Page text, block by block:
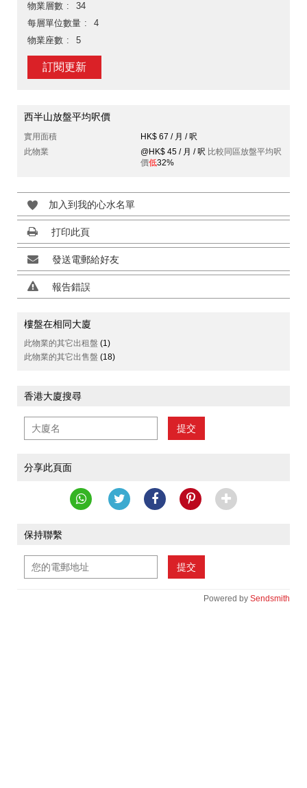
物業層數
34
每層單位數量
4
物業座數
5
訂閱更新
西半山放盤平均呎價
實用面積
HK$ 67 / 月 / 呎
此物業
@HK$ 45 / 月 / 呎 比較同區放盤平均呎
價低32%
加入到我的心水名單
打印此頁
發送電郵給好友
報告錯誤
樓盤在相同大廈
此物業的其它出租盤 (1)
此物業的其它出售盤 (18)
香港大廈搜尋
提交
分享此頁面
保持聯繫
提交
Powered by Sendsmith